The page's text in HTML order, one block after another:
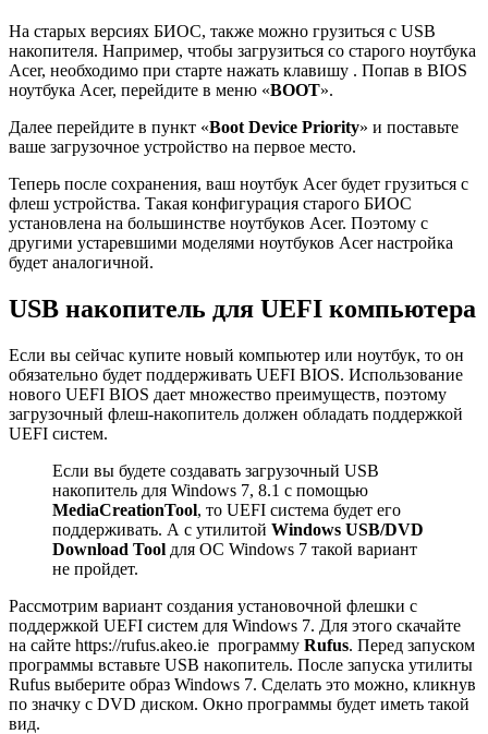
На старых версиях БИОС, также можно грузиться с USB
накопителя. Например, чтобы загрузиться со старого ноутбука
Acer, необходимо при старте нажать клавишу . Попав в BIOS
ноутбука Acer, перейдите в меню «BOOT».
Далее перейдите в пункт «Boot Device Priority» и поставьте
ваше загрузочное устройство на первое место.
Теперь после сохранения, ваш ноутбук Acer будет грузиться с
флеш устройства. Такая конфигурация старого БИОС
установлена на большинстве ноутбуков Acer. Поэтому с
другими устаревшими моделями ноутбуков Acer настройка
будет аналогичной.
USB накопитель для UEFI компьютера
Если вы сейчас купите новый компьютер или ноутбук, то он
обязательно будет поддерживать UEFI BIOS. Использование
нового UEFI BIOS дает множество преимуществ, поэтому
загрузочный флеш-накопитель должен обладать поддержкой
UEFI систем.
Если вы будете создавать загрузочный USB
накопитель для Windows 7, 8.1 с помощью
MediaCreationTool, то UEFI система будет его
поддерживать. А с утилитой Windows USB/DVD
Download Tool для ОС Windows 7 такой вариант
не пройдет.
Рассмотрим вариант создания установочной флешки с
поддержкой UEFI систем для Windows 7. Для этого скачайте
на сайте https://rufus.akeo.ie программу Rufus. Перед запуском
программы вставьте USB накопитель. После запуска утилиты
Rufus выберите образ Windows 7. Сделать это можно, кликнув
по значку с DVD диском. Окно программы будет иметь такой
вид.